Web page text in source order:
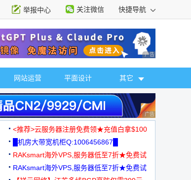
举报中心 关注微信 快捷导航
广告 商业广告，理
网站运营 平面设计 其它
广告 商业广告，理
<推荐>云服务器注册免费领★充值白拿$100
█机房大带宽机柜Q:1006456867█
RAKsmart海外VPS,服务器低至7折★免费试
用★
RAKsmart海外VPS,服务器低至7折★免费试